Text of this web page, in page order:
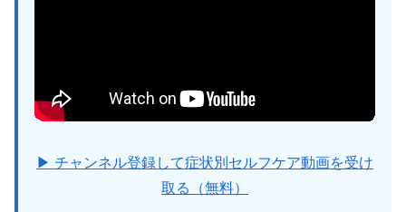
▶ チャンネル登録して症状別セルフケア動画を受け
取る（無料）